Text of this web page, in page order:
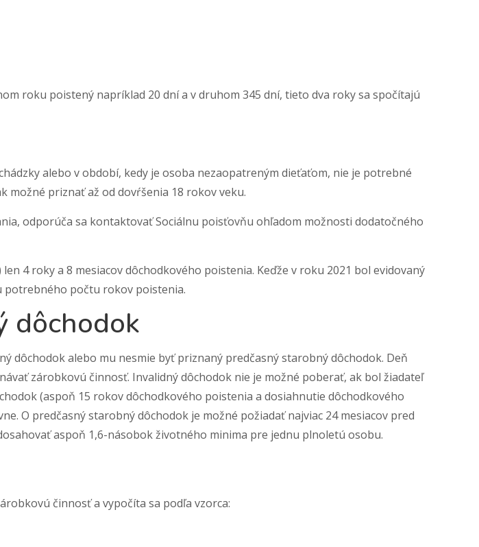
roku poistený napríklad 20 dní a v druhom 345 dní, tieto dva roky sa spočítajú
alebo v období, kedy je osoba nezaopatreným dieťaťom, nie je potrebné
možné priznať až od dovŕšenia 18 rokov veku.
odporúča sa kontaktovať Sociálnu poisťovňu ohľadom možnosti dodatočného
4 roky a 8 mesiacov dôchodkového poistenia. Keďže v roku 2021 bol evidovaný
potrebného počtu rokov poistenia.
dôchodok
dôchodok alebo mu nesmie byť priznaný predčasný starobný dôchodok. Deň
zárobkovú činnosť. Invalidný dôchodok nie je možné poberať, ak bol žiadateľ
(aspoň 15 rokov dôchodkového poistenia a dosiahnutie dôchodkového
O predčasný starobný dôchodok je možné požiadať najviac 24 mesiacov pred
aspoň 1,6-násobok životného minima pre jednu plnoletú osobu.
činnosť a vypočíta sa podľa vzorca: